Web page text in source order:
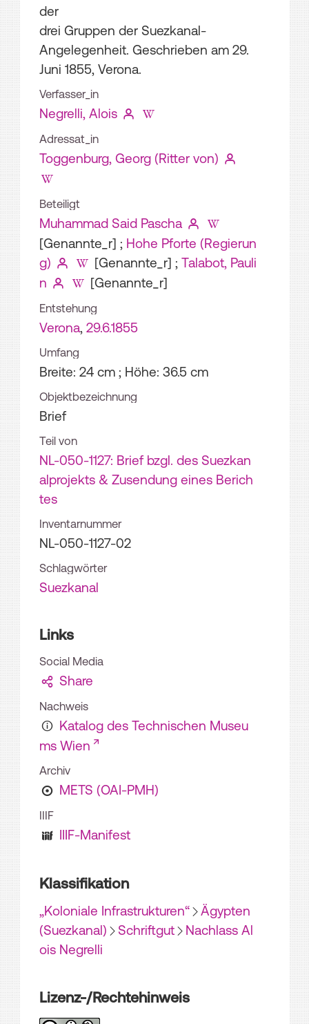
der
drei Gruppen der Suezkanal-
Angelegenheit. Geschrieben am 29.
Juni 1855, Verona.
Verfasser_in
Negrelli, Alois
Adressat_in
Toggenburg, Georg (Ritter von)
Beteiligt
Muhammad Said Pascha
[Genannte_r] ; Hohe Pforte (Regierun
g)
[Genannte_r] ; Talabot, Pauli
n
[Genannte_r]
Entstehung
Verona, 29.6.1855
Umfang
Breite: 24 cm ; Höhe: 36.5 cm
Objektbezeichnung
Brief
Teil von
NL-050-1127: Brief bzgl. des Suezkan
alprojekts & Zusendung eines Berich
tes
Inventarnummer
NL-050-1127-02
Schlagwörter
Suezkanal
Links
Social Media
Share
Nachweis
Katalog des Technischen Museu
ms Wien
Archiv
METS (OAI-PMH)
IIIF
IIIF-Manifest
Klassifikation
„Koloniale Infrastrukturen“
Ägypten
(Suezkanal)
Schriftgut
Nachlass Al
ois Negrelli
Lizenz-/Rechtehinweis